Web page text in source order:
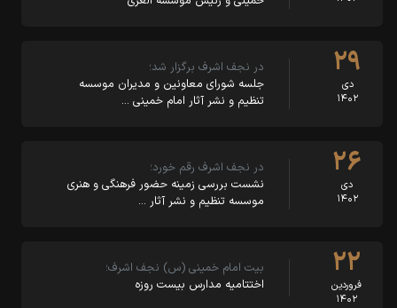
۲۹
دی
۱۴۰۲
در نجف اشرف برگزار شد؛
جلسه شورای معاونین و مدیران موسسه
تنظیم و نشر آثار امام خمینی …
۲۶
دی
۱۴۰۲
در نجف اشرف رقم خورد؛
نشست بررسی زمینه‌ حضور فرهنگی و هنری
موسسه تنظیم و نشر آثار …
۲۲
فروردین
۱۴۰۲
بیت امام خمینی (س) نجف اشرف؛
اختتامیه مدارس بیست روزه